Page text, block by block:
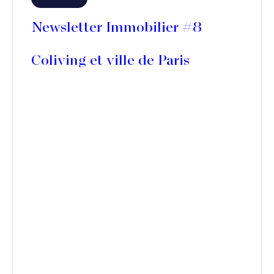
Newsletter Immobilier #8
Coliving et ville de Paris